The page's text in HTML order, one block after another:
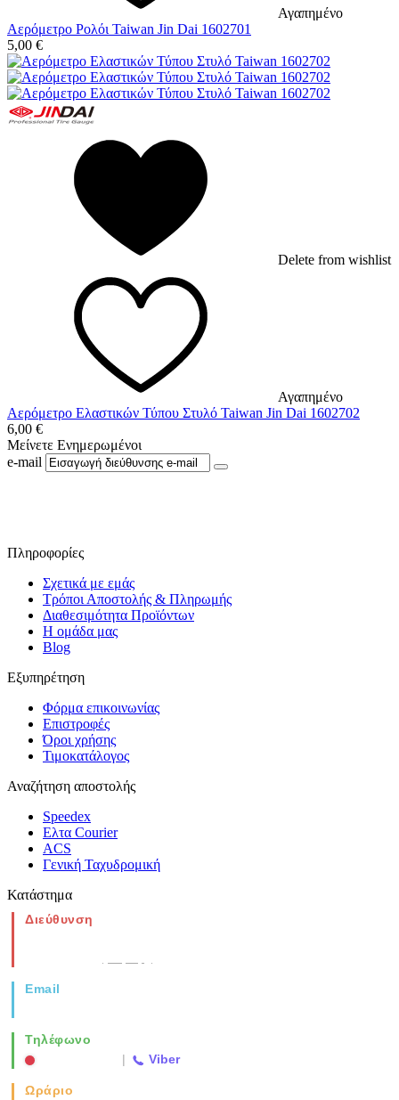
Αγαπημένο
Αερόμετρο Ρολόι Taiwan Jin Dai 1602701
5,00 €
Delete from wishlist
Αγαπημένο
Αερόμετρο Ελαστικών Τύπου Στυλό Taiwan Jin Dai 1602702
6,00 €
Μείνετε Ενημερωμένοι
e-mail
Πληροφορίες
Σχετικά με εμάς
Τρόποι Αποστολής & Πληρωμής
Διαθεσιμότητα Προϊόντων
Η ομάδα μας
Blog
Εξυπηρέτηση
Φόρμα επικοινωνίας
Επιστροφές
Όροι χρήσης
Τιμοκατάλογος
Αναζήτηση αποστολής
Speedex
Ελτα Courier
ACS
Γενική Ταχυδρομική
Κατάστημα
Διεύθυνση
Email
Τηλέφωνο
| Viber
Ωράριο